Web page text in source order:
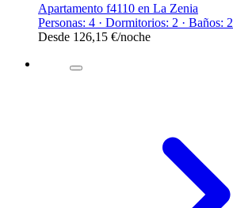
Apartamento f4110 en La Zenia
Personas: 4 · Dormitorios: 2 · Baños: 2
Desde 126,15 €/noche